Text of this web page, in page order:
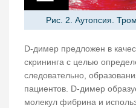
Рис. 2. Аутопсия.
D-димер предложен в
скрининга с целью
следовательно,
пациентов. D-димер
молекул фибрина и